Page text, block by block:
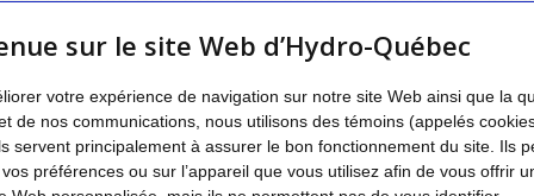
d’un réseau routier.
peut viser la construction d’une « autoroute », soit
à 315 kV, ou de « routes secondaires », notamment
plusieurs postes.
sur le site Web d’Hydro-Québec
votre expérience de navigation sur notre site Web ainsi que la
de nos communications, nous utilisons des témoins (appelés
servent principalement à assurer le bon fonctionnement du site. Ils
préférences ou sur l’appareil que vous utilisez afin de vous offrir